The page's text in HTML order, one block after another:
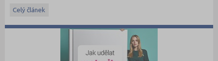
o prominutí přijímaček museli žádat.
Celý článek